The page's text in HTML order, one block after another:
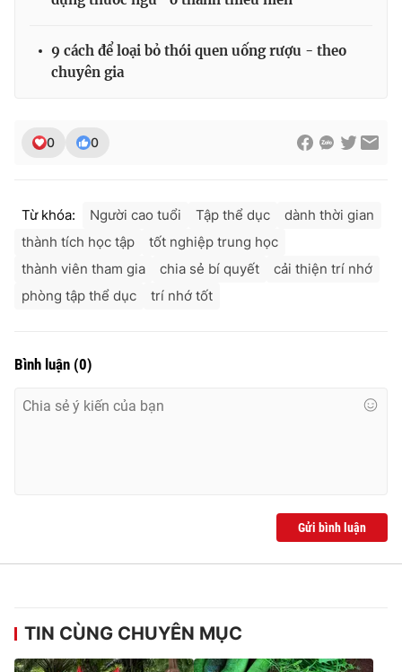
Ðiện thoại Thời báo VTV:
024.66 897 897
Liên hệ quảng cáo:024-7300.7108
9 cách để loại bỏ thói quen uống rượu - theo
chuyên gia
0 0
Từ khóa: Người cao tuổi Tập thể dục
dành thời gian
thành tích học tập
tốt nghiệp trung học
thành viên tham gia
chia sẻ bí quyết
cải thiện trí nhớ
phòng tập thể dục
trí nhớ tốt
Bình luận (0)
Gửi bình luận
TIN CÙNG CHUYÊN MỤC